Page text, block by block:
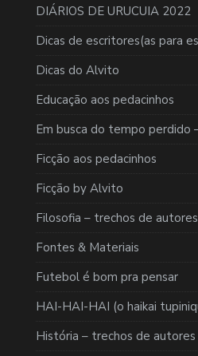
DIÁRIOS DE URUCUIA 2022
Dicas de escritores(as para
Dicas do Alvito
Educação aos pedacinhos
Em busca do tempo perdido
Ficção aos pedacinhos
Ficção by Alvito
Filosofia – trechos de autores
Fontes & Materiais
Futebol é bom pra pensar
HAI-HAI-HAI (o haikai
História – trechos de autores